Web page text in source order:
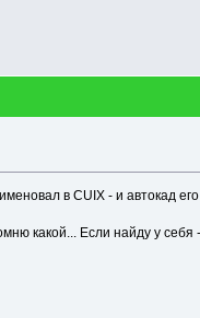
в CUIX - и автокад
какой... Если найду у